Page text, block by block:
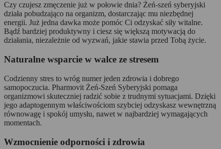
Czy czujesz zmęczenie już w połowie dnia? Żeń-szeń syberyjski
działa pobudzająco na organizm, dostarczając mu niezbędnej
energii. Już jedna dawka może pomóc Ci odzyskać siły witalne.
Bądź bardziej produktywny i ciesz się większą motywacją do
działania, niezależnie od wyzwań, jakie stawia przed Tobą życie.
Naturalne wsparcie w walce ze stresem
Codzienny stres to wróg numer jeden zdrowia i dobrego
samopoczucia. Pharmovit Żeń-Szeń Syberyjski pomaga
organizmowi skuteczniej radzić sobie z trudnymi sytuacjami. Dzięki
jego adaptogennym właściwościom szybciej odzyskasz wewnętrzną
równowagę i spokój umysłu, nawet w najbardziej wymagających
momentach.
Wzmocnienie odporności i zdrowia